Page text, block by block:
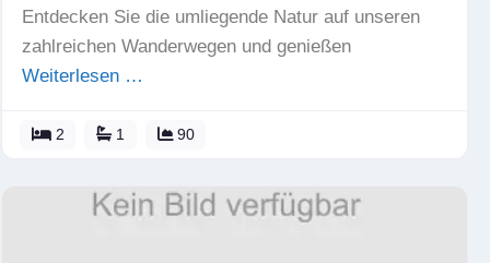
Entdecken Sie die umliegende Natur auf unseren
zahlreichen Wanderwegen und genießen
Weiterlesen …
2 1 90